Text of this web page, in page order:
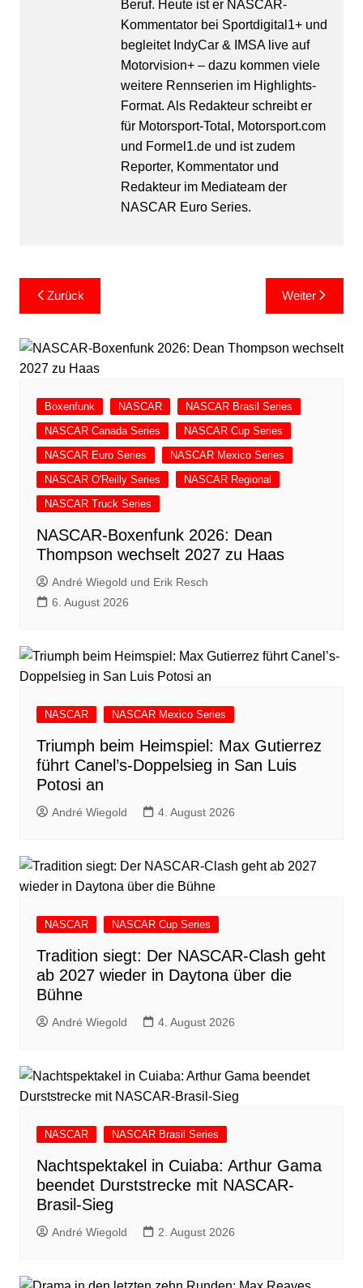
Beruf. Heute ist er NASCAR-
Kommentator bei Sportdigital1+ und
begleitet IndyCar & IMSA live auf
Motorvision+ – dazu kommen viele
weitere Rennserien im Highlights-
Format. Als Redakteur schreibt er
für Motorsport-Total, Motorsport.com
und Formel1.de und ist zudem
Reporter, Kommentator und
Redakteur im Mediateam der
NASCAR Euro Series.
Beitragsnavigation
Zurück Weiter
Boxenfunk NASCAR
NASCAR Brasil Series
NASCAR Canada Series
NASCAR Cup Series
NASCAR Euro Series
NASCAR Mexico Series
NASCAR O'Reilly Series
NASCAR Regional
NASCAR Truck Series
NASCAR-Boxenfunk 2026: Dean
Thompson wechselt 2027 zu Haas
André Wiegold und Erik Resch
6. August 2026
NASCAR NASCAR Mexico Series
Triumph beim Heimspiel: Max Gutierrez
führt Canel’s-Doppelsieg in San Luis
Potosi an
André Wiegold 4. August 2026
NASCAR NASCAR Cup Series
Tradition siegt: Der NASCAR-Clash geht
ab 2027 wieder in Daytona über die
Bühne
André Wiegold 4. August 2026
NASCAR NASCAR Brasil Series
Nachtspektakel in Cuiaba: Arthur Gama
beendet Durststrecke mit NASCAR-
Brasil-Sieg
André Wiegold 2. August 2026